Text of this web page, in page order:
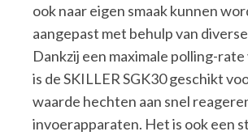
ook naar eigen smaak kunnen
aangepast met behulp van
Dankzij een maximale polling-rate
is de SKILLER SGK30 geschikt
waarde hechten aan snel
invoerapparaten. Het is ook een